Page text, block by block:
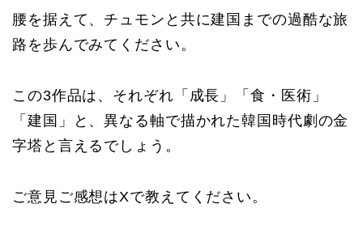
腰を据えて、チュモンと共に建国までの過酷な旅
路を歩んでみてください。
この3作品は、それぞれ「成長」「食・医術」
「建国」と、異なる軸で描かれた韓国時代劇の金
字塔と言えるでしょう。
ご意見ご感想はXで教えてください。